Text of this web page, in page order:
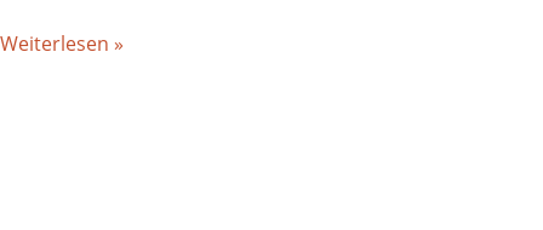
Weiterlesen »